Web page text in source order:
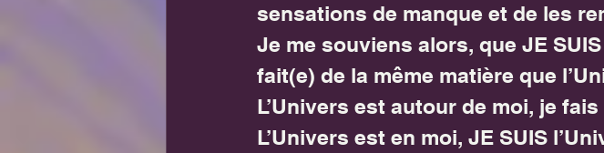
sensations de manque et de les
Je me souviens alors, que JE
fait(e) de la même matière que
L’Univers est autour de moi, je
L’Univers est en moi, JE SUIS